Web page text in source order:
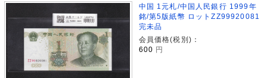
中国 1元札/中国人民銀行 1999年
銘/第5版紙幣 ロットZZ99920081
完未品
会員価格(税別)：
600 円